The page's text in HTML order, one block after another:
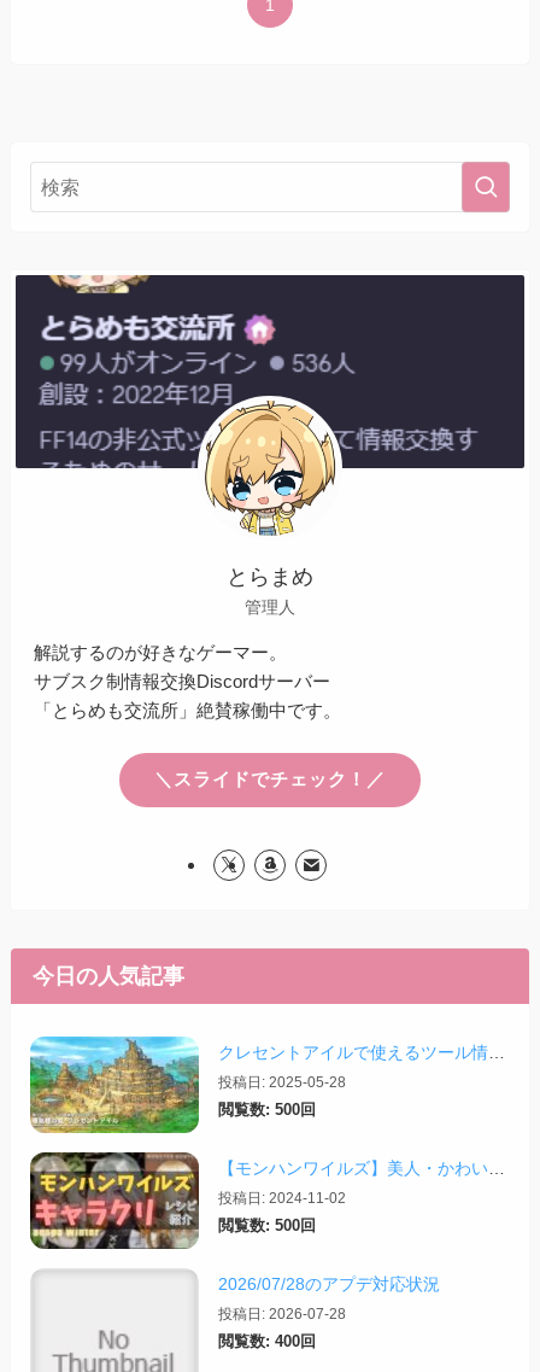
1
とらまめ
管理人
解説するのが好きなゲーマー。
サブスク制情報交換Discordサーバー
「とらめも交流所」絶賛稼働中です。
＼スライドでチェック！／
今日の人気記事
投稿日: 2025-05-28
閲覧数: 500回
投稿日: 2024-11-02
閲覧数: 500回
2026/07/28のアプデ対応状況
投稿日: 2026-07-28
閲覧数: 400回